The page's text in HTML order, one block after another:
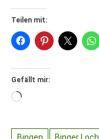
Teilen mit:
Gefällt mir:
Wird